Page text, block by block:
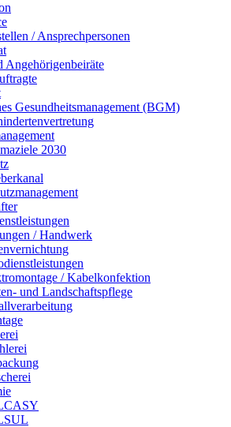
/ Ansprechpersonen
Angehörigenbeiräte
Gesundheitsmanagement (BGM)
2030
/ Handwerk
/ Kabelkonfektion
und Landschaftspflege